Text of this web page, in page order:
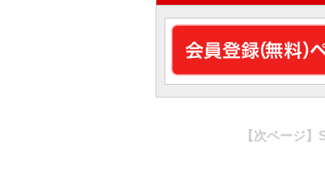
【次ページ】